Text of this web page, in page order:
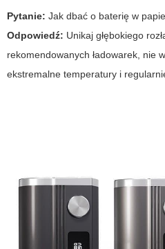
Pytanie: Jak dbać o baterię w
Odpowiedź: Unikaj głębokiego
rekomendowanych ładowarek, nie
ekstremalne temperatury i